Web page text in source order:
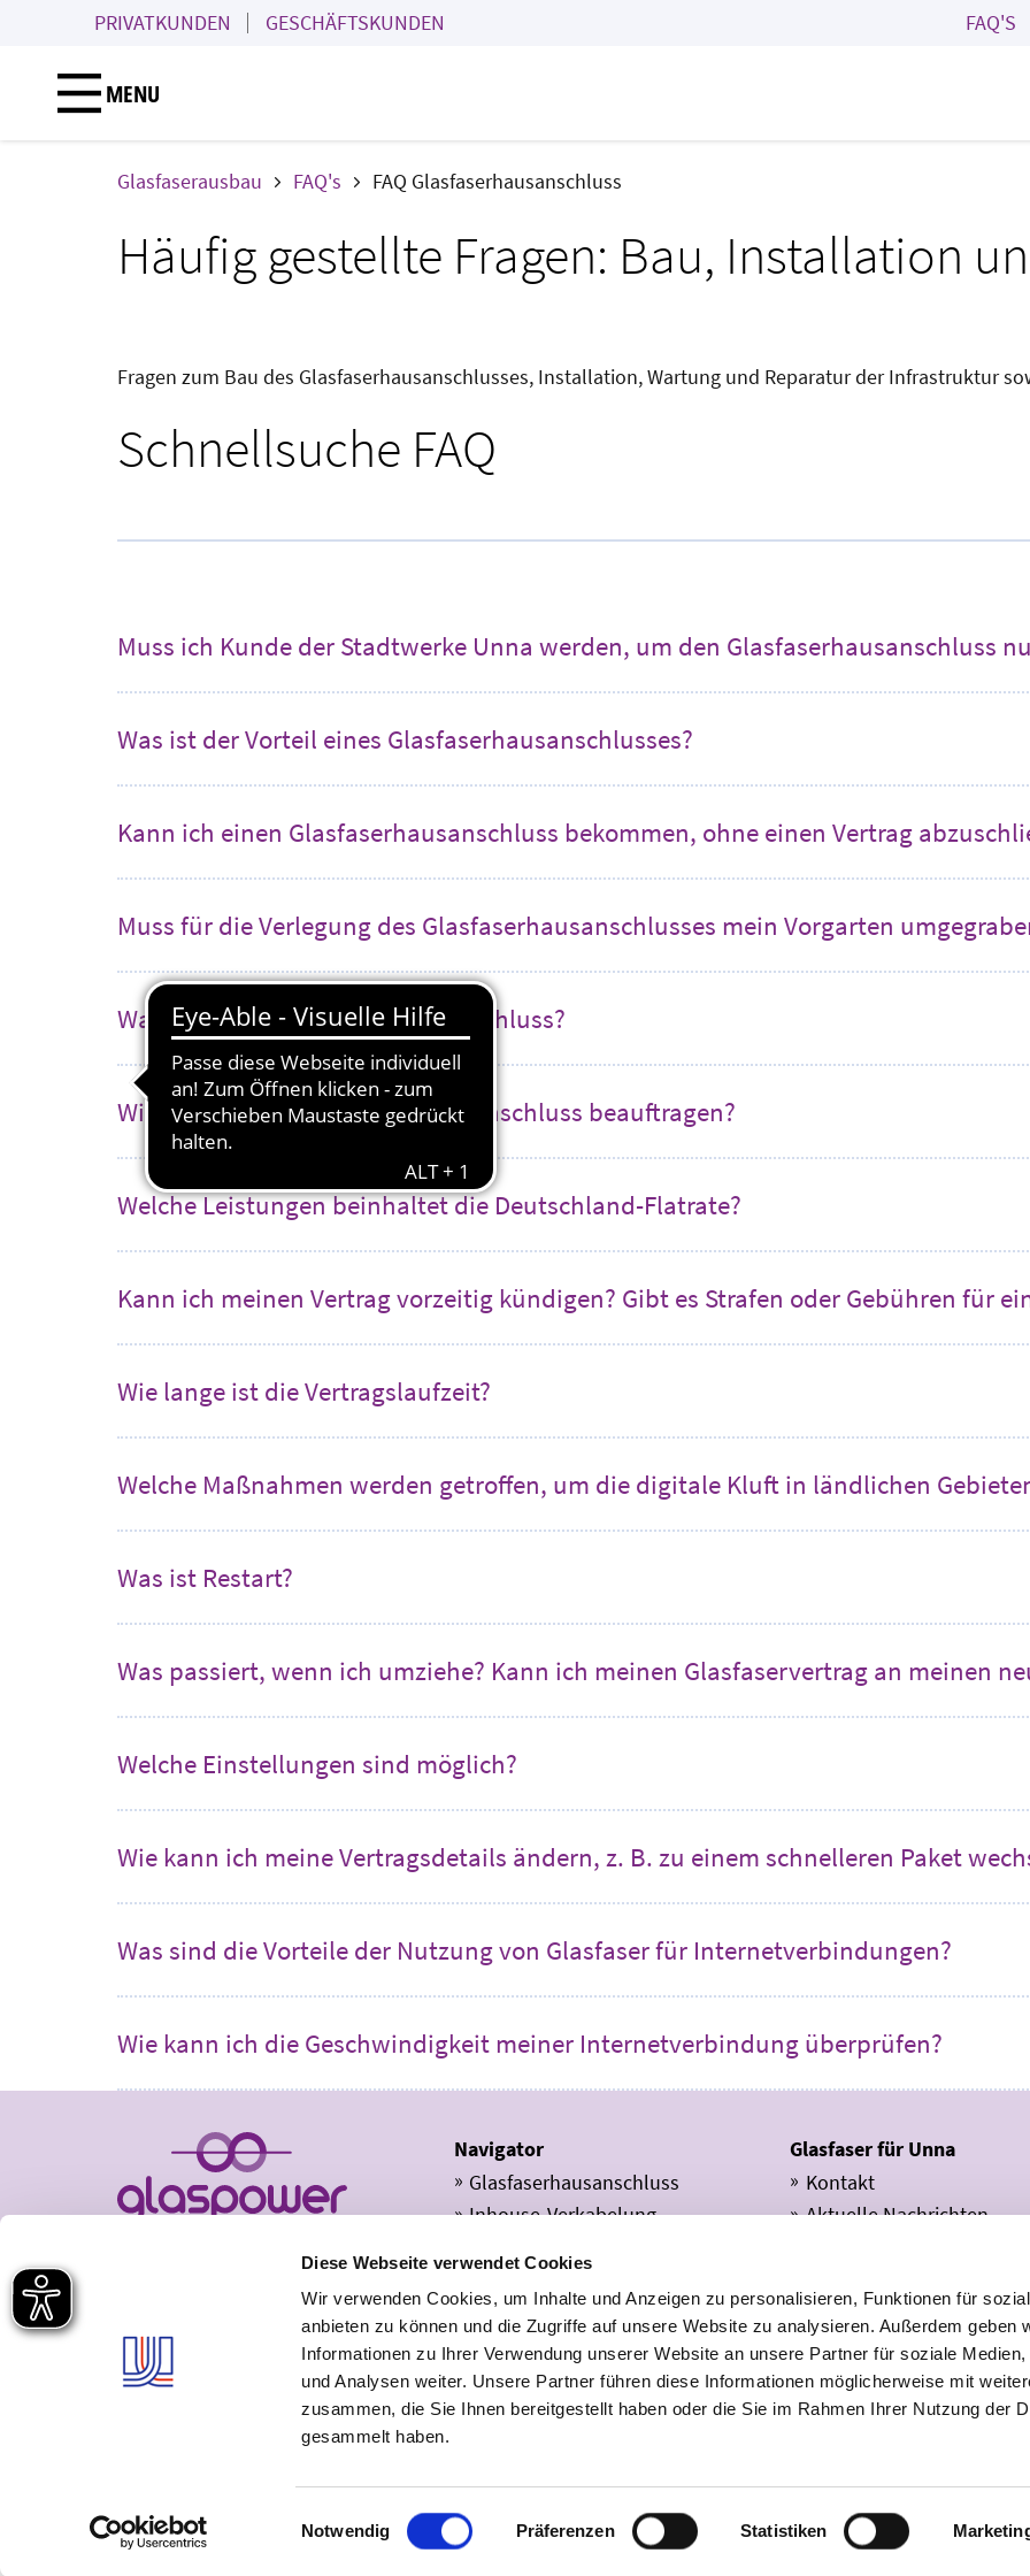
Diese Webseite verwendet Cookies
Wir verwenden Cookies, um Inhalte und Anzeigen zu personalisieren, Funktionen für
anbieten zu können und die Zugriffe auf unsere Website zu analysieren. Außerdem geben
Informationen zu Ihrer Verwendung unserer Website an unsere Partner für soziale Medien,
und Analysen weiter. Unsere Partner führen diese Informationen möglicherweise mit
zusammen, die Sie Ihnen bereitgestellt haben oder die Sie im Rahmen Ihrer Nutzung der
gesammelt haben.
Einwilligungsauswahl
Notwendig Präferenzen Statistiken
PRIVATKUNDEN GESCHÄFTSKUNDEN FAQ'S
MENU
Glasfaserausbau FAQ's FAQ Glasfaserhausanschluss
Häufig gestellte Fragen: Bau, Installation
Fragen zum Bau des Glasfaserhausanschlusses, Installation, Wartung und Reparatur der Infrastruktur
Schnellsuche FAQ
Muss ich Kunde der Stadtwerke Unna werden, um den Glasfaserhausanschluss
Was ist der Vorteil eines Glasfaserhausanschlusses?
Kann ich einen Glasfaserhausanschluss bekommen, ohne einen Vertrag
Muss für die Verlegung des Glasfaserhausanschlusses mein Vorgarten
Was kostet ein Glasfaserhausanschluss?
Wie kann ich den Glasfaserhausanschluss beauftragen?
Welche Leistungen beinhaltet die Deutschland-Flatrate?
Kann ich meinen Vertrag vorzeitig kündigen? Gibt es Strafen oder Gebühren für
Wie lange ist die Vertragslaufzeit?
Welche Maßnahmen werden getroffen, um die digitale Kluft in ländlichen
Was ist Restart?
Was passiert, wenn ich umziehe? Kann ich meinen Glasfaservertrag an meinen
Welche Einstellungen sind möglich?
Wie kann ich meine Vertragsdetails ändern, z. B. zu einem schnelleren Paket
Was sind die Vorteile der Nutzung von Glasfaser für Internetverbindungen?
Wie kann ich die Geschwindigkeit meiner Internetverbindung überprüfen?
Navigator
Glasfaserhausanschluss
Inhouse-Verkabelung
Vertragskündigung
Vertrag widerrufen
Hilfe-Center FAQ
Glasfaser für Unna
Kontakt
Aktuelle Nachrichten
Downloadcenter
Newsletter abonnieren
Sie finden uns auch auf
Impressum Allgemeine Geschäftsbedingungen